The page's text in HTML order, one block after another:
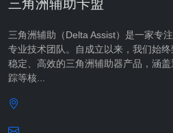
三角洲辅助卡盟
三角洲辅助（Delta Assist）是一家专
专业技术团队。自成立以来，我们始终
稳定、高效的三角洲辅助器产品，涵
踪等核...